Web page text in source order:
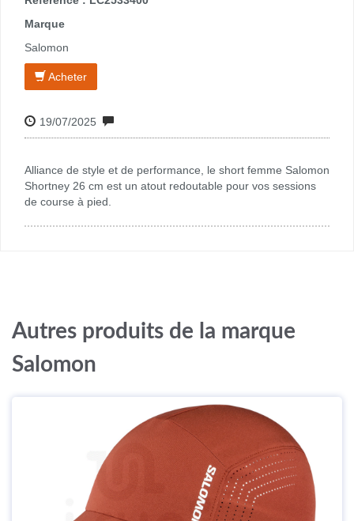
Marque
Salomon
Acheter
19/07/2025
Alliance de style et de performance, le short femme Salomon
Shortney 26 cm est un atout redoutable pour vos sessions
de course à pied.
Autres produits de la marque
Salomon